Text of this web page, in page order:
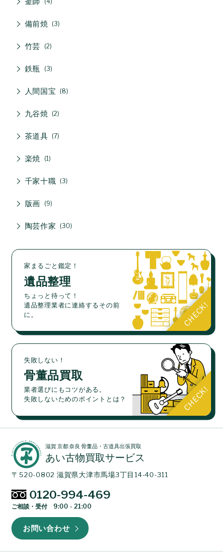
備前焼 3
竹芸 2
鉄瓶 3
人間国宝 8
九谷焼 2
茶道具 7
楽焼 1
千家十職 3
版画 9
陶芸作家 30
家まるごと鑑定！
遺品整理
ちょっと待って！
遺品整理業者に連絡するその前
に。
失敗しない！
骨董品買取
業者選びにもコツがある。
失敗しないためのポイントとは？
滋賀 京都 奈良 骨董品・古道具出張買取
あい古物買取サービス
〒520-0802 滋賀県大津市馬場3丁目14-40-311
0120-994-469
ご相談・受付 9:00 - 21:00
お問い合わせ